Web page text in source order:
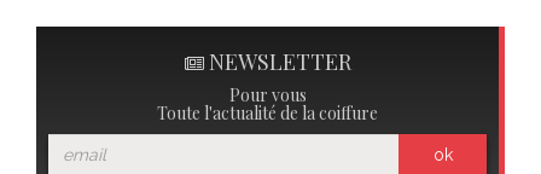
NEWSLETTER
Pour vous
Toute l'actualité de la coiffure
ok